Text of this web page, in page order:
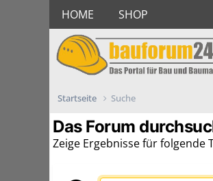
HOME SHOP
Startseite Suche
Das Forum
Zeige Ergebnisse für folgende